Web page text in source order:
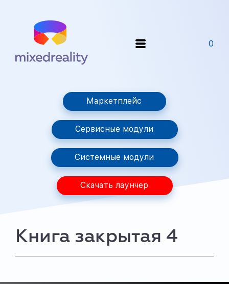
0
Маркетплейс
Сервисные модули
Системные модули
Скачать лаунчер
Книга закрытая 4